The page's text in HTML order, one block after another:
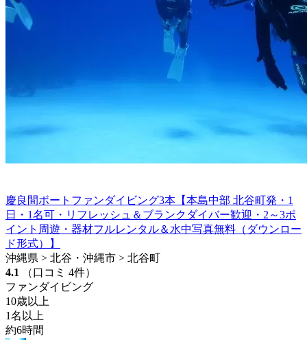
慶良間ボートファンダイビング3本【本島中部 北谷町発・1
日・1名可・リフレッシュ＆ブランクダイバー歓迎・2～3ポ
イント周遊・器材フルレンタル＆水中写真無料（ダウンロー
ド形式）】
沖縄県 > 北谷・沖縄市 > 北谷町
4.1
（口コミ 4件）
ファンダイビング
10歳以上
1名以上
約6時間